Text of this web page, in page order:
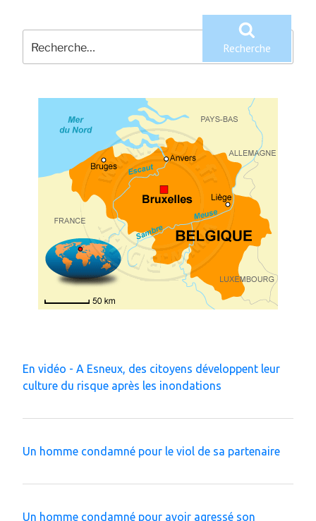
Recherche
pour
:
Recherche
En vidéo - A Esneux, des citoyens développent leur
culture du risque après les inondations
Un homme condamné pour le viol de sa partenaire
Un homme condamné pour avoir agressé son